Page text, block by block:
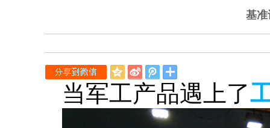
基准
QQ
空
间
新
浪
微
腾
讯
微
当军工产品遇上了